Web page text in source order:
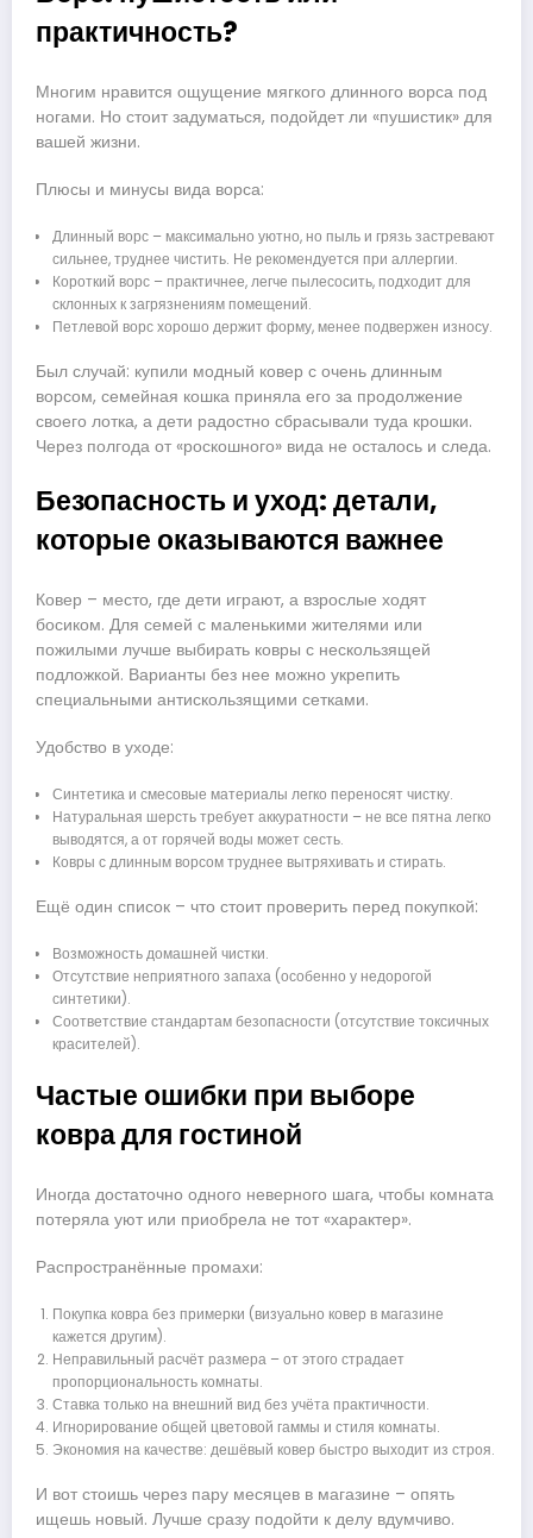
практичность?
Многим нравится ощущение мягкого длинного ворса под
ногами. Но стоит задуматься, подойдет ли «пушистик» для
вашей жизни.
Плюсы и минусы вида ворса:
Длинный ворс – максимально уютно, но пыль и грязь застревают
сильнее, труднее чистить. Не рекомендуется при аллергии.
Короткий ворс – практичнее, легче пылесосить, подходит для
склонных к загрязнениям помещений.
Петлевой ворс хорошо держит форму, менее подвержен износу.
Был случай: купили модный ковер с очень длинным
ворсом, семейная кошка приняла его за продолжение
своего лотка, а дети радостно сбрасывали туда крошки.
Через полгода от «роскошного» вида не осталось и следа.
Безопасность и уход: детали,
которые оказываются важнее
Ковер – место, где дети играют, а взрослые ходят
босиком. Для семей с маленькими жителями или
пожилыми лучше выбирать ковры с нескользящей
подложкой. Варианты без нее можно укрепить
специальными антискользящими сетками.
Удобство в уходе:
Синтетика и смесовые материалы легко переносят чистку.
Натуральная шерсть требует аккуратности – не все пятна легко
выводятся, а от горячей воды может сесть.
Ковры с длинным ворсом труднее вытряхивать и стирать.
Ещё один список – что стоит проверить перед покупкой:
Возможность домашней чистки.
Отсутствие неприятного запаха (особенно у недорогой
синтетики).
Соответствие стандартам безопасности (отсутствие токсичных
красителей).
Частые ошибки при выборе
ковра для гостиной
Иногда достаточно одного неверного шага, чтобы комната
потеряла уют или приобрела не тот «характер».
Распространённые промахи:
Покупка ковра без примерки (визуально ковер в магазине
кажется другим).
Неправильный расчёт размера – от этого страдает
пропорциональность комнаты.
Ставка только на внешний вид без учёта практичности.
Игнорирование общей цветовой гаммы и стиля комнаты.
Экономия на качестве: дешёвый ковер быстро выходит из строя.
И вот стоишь через пару месяцев в магазине – опять
ищешь новый. Лучше сразу подойти к делу вдумчиво.